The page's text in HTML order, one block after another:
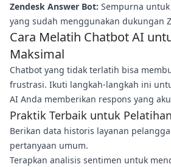
Zendesk Answer Bot: Sempurna
yang sudah menggunakan dukungan
Cara Melatih Chatbot AI
Maksimal
Chatbot yang tidak terlatih bisa
frustrasi. Ikuti langkah-langkah ini
AI Anda memberikan respons yang
Praktik Terbaik untuk
Berikan data historis layanan
pertanyaan umum.
Terapkan analisis sentimen untuk